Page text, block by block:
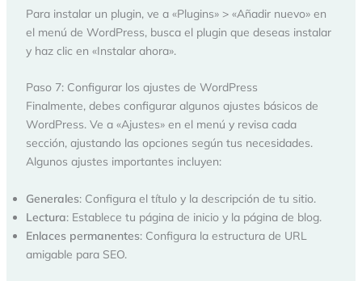
Para instalar un plugin, ve a «Plugins» > «Añadir nuevo» en
el menú de WordPress, busca el plugin que deseas instalar
y haz clic en «Instalar ahora».
Paso 7: Configurar los ajustes de WordPress
Finalmente, debes configurar algunos ajustes básicos de
WordPress. Ve a «Ajustes» en el menú y revisa cada
sección, ajustando las opciones según tus necesidades.
Algunos ajustes importantes incluyen:
Generales: Configura el título y la descripción de tu sitio.
Lectura: Establece tu página de inicio y la página de blog.
Enlaces permanentes: Configura la estructura de URL
amigable para SEO.